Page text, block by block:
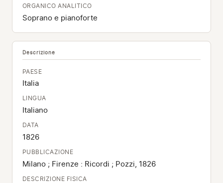
ORGANICO ANALITICO
Soprano e pianoforte
Descrizione
PAESE
Italia
LINGUA
Italiano
DATA
1826
PUBBLICAZIONE
Milano ; Firenze : Ricordi ; Pozzi, 1826
DESCRIZIONE FISICA